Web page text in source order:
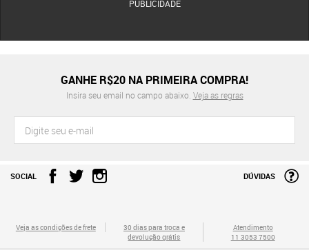
PUBLICIDADE
GANHE R$20 NA PRIMEIRA COMPRA!
Insira seu email no campo abaixo. Veja as regras
SOCIAL DÚVIDAS
Veja as condições de frete
30 dias para troca e
devolução grátis
Atendimento
11 3053 7500